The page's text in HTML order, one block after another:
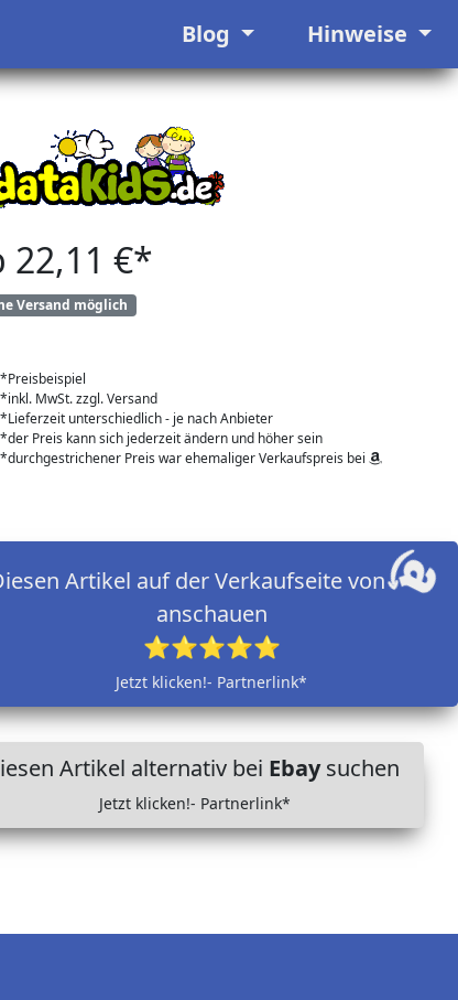
Blog Hinweise
22,11 €*
Versand möglich
*Preisbeispiel
*inkl. MwSt. zzgl. Versand
*Lieferzeit unterschiedlich - je nach Anbieter
*der Preis kann sich jederzeit ändern und höher sein
*durchgestrichener Preis war ehemaliger Verkaufspreis bei
Artikel auf der Verkaufseite von
anschauen
⭐⭐⭐⭐⭐
Jetzt klicken!- Partnerlink*
Artikel alternativ bei Ebaysuchen
Jetzt klicken!- Partnerlink*